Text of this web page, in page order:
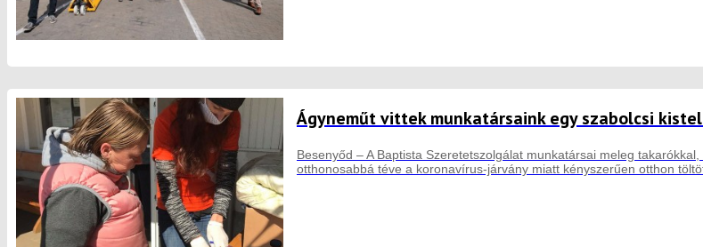
Ágyneműt vittek munkatársaink egy szabolcsi
Besenyőd – A Baptista Szeretetszolgálat munkatársai meleg
otthonosabbá téve a koronavírus-járvány miatt kényszerűen otthon